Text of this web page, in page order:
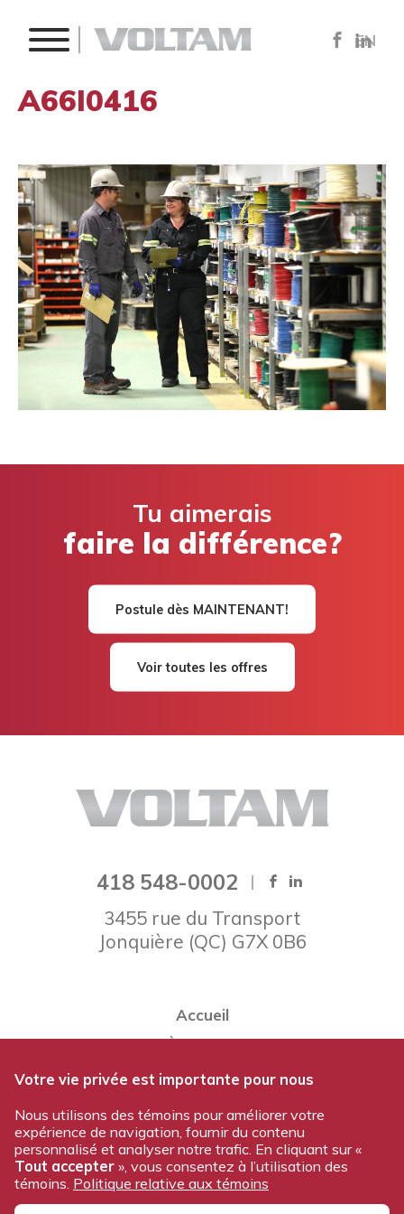
EN
A66I0416
Tu aimerais
faire la différence?
Postule dès MAINTENANT!
Voir toutes les offres
418 548-0002
3455 rue du Transport
Jonquière (QC) G7X 0B6
Accueil
À propos
Notre équipe
Travailler chez Voltam
Nous joindre
Politique de confidentialité
Votre vie privée est importante pour nous
Nous utilisons des témoins pour améliorer votre
expérience de navigation, fournir du contenu
personnalisé et analyser notre trafic. En cliquant sur «
Tout accepter », vous consentez à l’utilisation des
témoins. Politique relative aux témoins